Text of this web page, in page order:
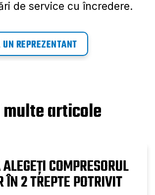
de service cu încredere.
REPREZENTANT
articole
COMPRESORUL
ÎN 2 TREPTE POTRIVIT